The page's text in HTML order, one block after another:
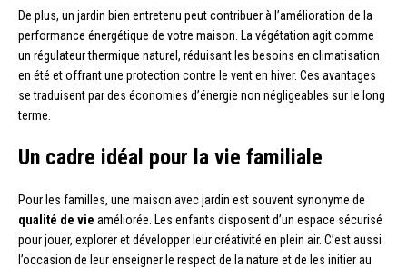
De plus, un jardin bien entretenu peut contribuer à l’amélioration de la
performance énergétique de votre maison. La végétation agit comme
un régulateur thermique naturel, réduisant les besoins en climatisation
en été et offrant une protection contre le vent en hiver. Ces avantages
se traduisent par des économies d’énergie non négligeables sur le long
terme.
Un cadre idéal pour la vie familiale
Pour les familles, une maison avec jardin est souvent synonyme de
qualité de vie améliorée. Les enfants disposent d’un espace sécurisé
pour jouer, explorer et développer leur créativité en plein air. C’est aussi
l’occasion de leur enseigner le respect de la nature et de les initier au